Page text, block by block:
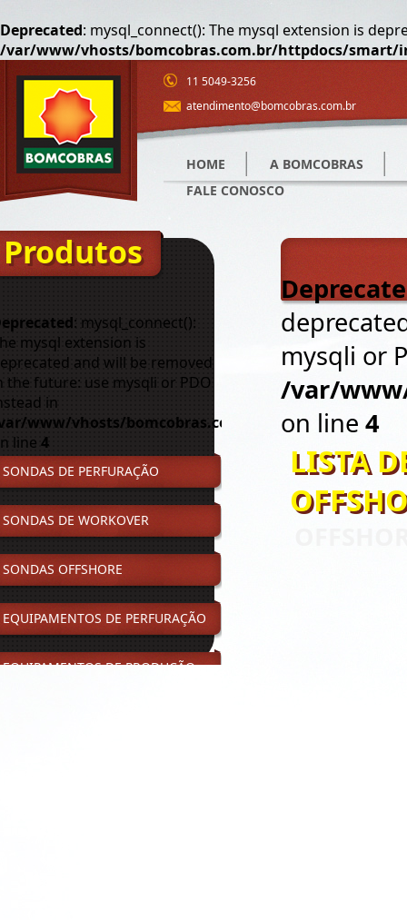
Deprecated: mysql_connect(): The mysql extension is
/var/www/vhosts/bomcobras.com.br/httpdocs/smart/
11 5049-3256
atendimento@bomcobras.com.br
HOME
A BOMCOBRAS
FALE CONOSCO
Produtos
: mysql_connect():
mysql extension is
and will be removed
the future: use mysqli or PDO
in
www/vhosts/bomcobras.com.br/httpdocs/smart/
line 4
SONDAS DE PERFURAÇÃO
SONDAS DE WORKOVER
SONDAS OFFSHORE
EQUIPAMENTOS DE PERFURAÇÃO
EQUIPAMENTOS DE PRODUÇÃO
mysqli or
/var/
on line 4
LISTA